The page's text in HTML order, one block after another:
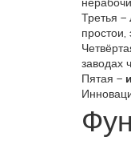
Третья –
простои,
заводах
Пятая –